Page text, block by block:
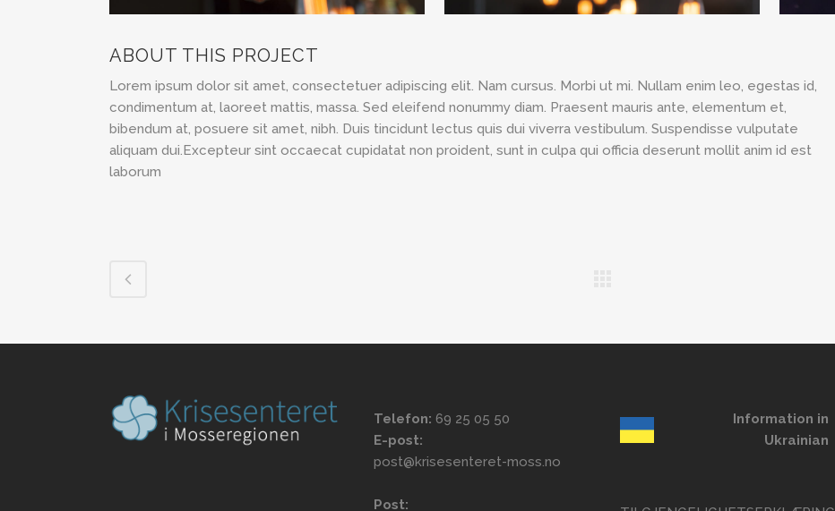
ABOUT THIS PROJECT
Lorem ipsum dolor sit amet, consectetuer adipiscing elit. Nam cursus. Morbi ut mi. Nullam enim leo, egestas id,
condimentum at, laoreet mattis, massa. Sed eleifend nonummy diam. Praesent mauris ante, elementum et,
bibendum at, posuere sit amet, nibh. Duis tincidunt lectus quis dui viverra vestibulum. Suspendisse vulputate
aliquam dui.Excepteur sint occaecat cupidatat non proident, sunt in culpa qui officia deserunt mollit anim id est
laborum
Telefon: 69 25 05 50
E-post:
post@krisesenteret-moss.no
Post:
Information in
Ukrainian